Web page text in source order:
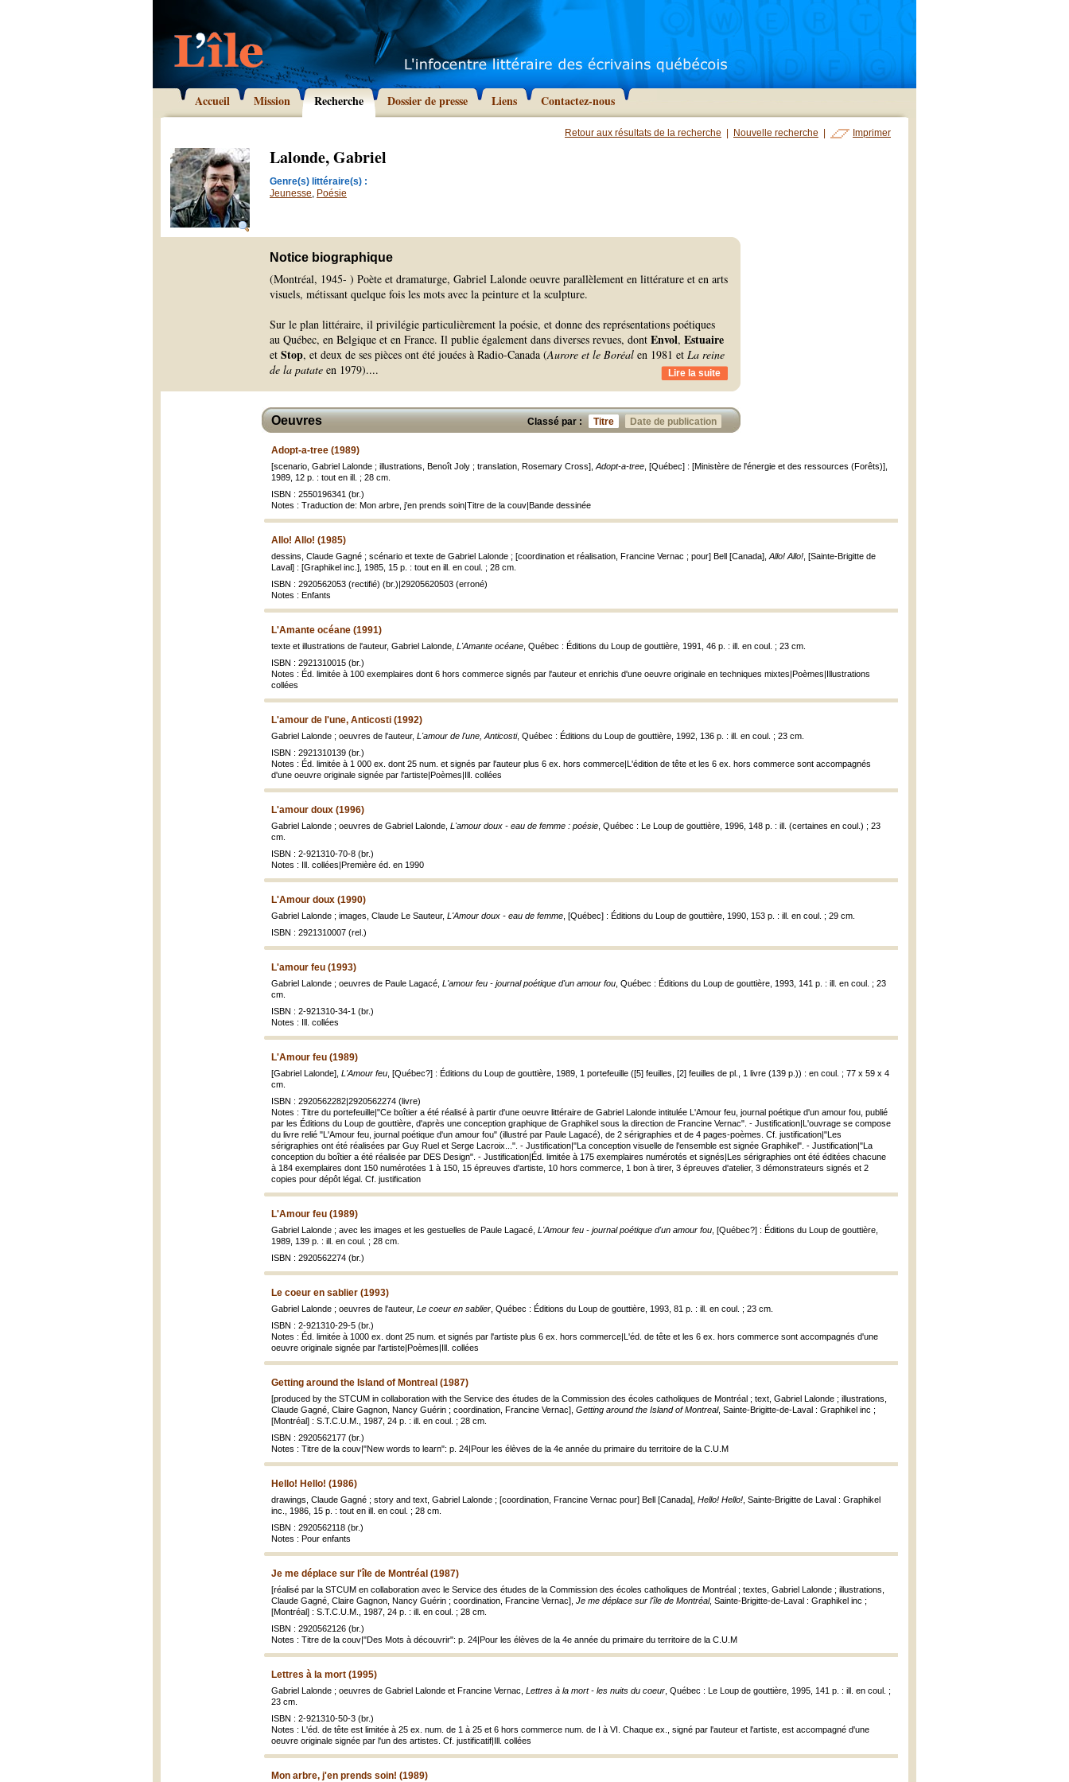
Accueil Mission Recherche Dossier de presse Liens Contactez-nous
Retour aux résultats de la recherche Nouvelle recherche Imprimer
Lalonde, Gabriel
Genre(s) littéraire(s) :
Jeunesse, Poésie
Notice biographique
(Montréal, 1945- ) Poète et dramaturge, Gabriel Lalonde oeuvre parallèlement en littérature et en arts
visuels, métissant quelque fois les mots avec la peinture et la sculpture.
Sur le plan littéraire, il privilégie particulièrement la poésie, et donne des représentations poétiques
au Québec, en Belgique et en France. Il publie également dans diverses revues, dont Envol, Estuaire
et Stop, et deux de ses pièces ont été jouées à Radio-Canada (Aurore et le Boréal en 1981 et La reine
de la patate en 1979).... Lire la suite
Classé par : Titre Date de publication
Oeuvres
Adopt-a-tree (1989)
[scenario, Gabriel Lalonde ; illustrations, Benoît Joly ; translation, Rosemary Cross], Adopt-a-tree , [Québec] : [Ministère de l'énergie et des ressources (Forêts)],
1989, 12 p. : tout en ill. ; 28 cm.
ISBN : 2550196341 (br.)
Notes : Traduction de: Mon arbre, j'en prends soin|Titre de la couv|Bande dessinée
Allo! Allo! (1985)
dessins, Claude Gagné ; scénario et texte de Gabriel Lalonde ; [coordination et réalisation, Francine Vernac ; pour] Bell [Canada], Allo! Allo! , [Sainte-Brigitte de
Laval] : [Graphikel inc.], 1985, 15 p. : tout en ill. en coul. ; 28 cm.
ISBN : 2920562053 (rectifié) (br.)|29205620503 (erroné)
Notes : Enfants
L'Amante océane (1991)
texte et illustrations de l'auteur, Gabriel Lalonde, L'Amante océane , Québec : Éditions du Loup de gouttière, 1991, 46 p. : ill. en coul. ; 23 cm.
ISBN : 2921310015 (br.)
Notes : Éd. limitée à 100 exemplaires dont 6 hors commerce signés par l'auteur et enrichis d'une oeuvre originale en techniques mixtes|Poèmes|Illustrations
collées
L'amour de l'une, Anticosti (1992)
Gabriel Lalonde ; oeuvres de l'auteur, L'amour de l'une, Anticosti, Québec : Éditions du Loup de gouttière, 1992, 136 p. : ill. en coul. ; 23 cm.
ISBN : 2921310139 (br.)
Notes : Éd. limitée à 1 000 ex. dont 25 num. et signés par l'auteur plus 6 ex. hors commerce|L'édition de tête et les 6 ex. hors commerce sont accompagnés
d'une oeuvre originale signée par l'artiste|Poèmes|Ill. collées
L'amour doux (1996)
Gabriel Lalonde ; oeuvres de Gabriel Lalonde, L'amour doux - eau de femme : poésie , Québec : Le Loup de gouttière, 1996, 148 p. : ill. (certaines en coul.) ; 23
cm.
ISBN : 2-921310-70-8 (br.)
Notes : Ill. collées|Première éd. en 1990
L'Amour doux (1990)
Gabriel Lalonde ; images, Claude Le Sauteur, L'Amour doux - eau de femme , [Québec] : Éditions du Loup de gouttière, 1990, 153 p. : ill. en coul. ; 29 cm.
ISBN : 2921310007 (rel.)
L'amour feu (1993)
Gabriel Lalonde ; oeuvres de Paule Lagacé, L'amour feu - journal poétique d'un amour fou , Québec : Éditions du Loup de gouttière, 1993, 141 p. : ill. en coul. ; 23
cm.
ISBN : 2-921310-34-1 (br.)
Notes : Ill. collées
L'Amour feu (1989)
[Gabriel Lalonde], L'Amour feu , [Québec?] : Éditions du Loup de gouttière, 1989, 1 portefeuille ([5] feuilles, [2] feuilles de pl., 1 livre (139 p.)) : en coul. ; 77 x 59 x 4
cm.
ISBN : 2920562282|2920562274 (livre)
Notes : Titre du portefeuille|"Ce boîtier a été réalisé à partir d'une oeuvre littéraire de Gabriel Lalonde intitulée L'Amour feu, journal poétique d'un amour fou, publié
par les Éditions du Loup de gouttière, d'après une conception graphique de Graphikel sous la direction de Francine Vernac". - Justification|L'ouvrage se compose
du livre relié "L'Amour feu, journal poétique d'un amour fou" (illustré par Paule Lagacé), de 2 sérigraphies et de 4 pages-poèmes. Cf. justification|"Les
sérigraphies ont été réalisées par Guy Ruel et Serge Lacroix...". - Justification|"La conception visuelle de l'ensemble est signée Graphikel". - Justification|"La
conception du boîtier a été réalisée par DES Design". - Justification|Éd. limitée à 175 exemplaires numérotés et signés|Les sérigraphies ont été éditées chacune
à 184 exemplaires dont 150 numérotées 1 à 150, 15 épreuves d'artiste, 10 hors commerce, 1 bon à tirer, 3 épreuves d'atelier, 3 démonstrateurs signés et 2
copies pour dépôt légal. Cf. justification
L'Amour feu (1989)
Gabriel Lalonde ; avec les images et les gestuelles de Paule Lagacé, L'Amour feu - journal poétique d'un amour fou , [Québec?] : Éditions du Loup de gouttière,
1989, 139 p. : ill. en coul. ; 28 cm.
ISBN : 2920562274 (br.)
Le coeur en sablier (1993)
Gabriel Lalonde ; oeuvres de l'auteur, Le coeur en sablier , Québec : Éditions du Loup de gouttière, 1993, 81 p. : ill. en coul. ; 23 cm.
ISBN : 2-921310-29-5 (br.)
Notes : Éd. limitée à 1000 ex. dont 25 num. et signés par l'artiste plus 6 ex. hors commerce|L'éd. de tête et les 6 ex. hors commerce sont accompagnés d'une
oeuvre originale signée par l'artiste|Poèmes|Ill. collées
Getting around the Island of Montreal (1987)
[produced by the STCUM in collaboration with the Service des études de la Commission des écoles catholiques de Montréal ; text, Gabriel Lalonde ; illustrations,
Claude Gagné, Claire Gagnon, Nancy Guérin ; coordination, Francine Vernac], Getting around the Island of Montreal, Sainte-Brigitte-de-Laval : Graphikel inc ;
[Montréal] : S.T.C.U.M., 1987, 24 p. : ill. en coul. ; 28 cm.
ISBN : 2920562177 (br.)
Notes : Titre de la couv|"New words to learn": p. 24|Pour les élèves de la 4e année du primaire du territoire de la C.U.M
Hello! Hello! (1986)
drawings, Claude Gagné ; story and text, Gabriel Lalonde ; [coordination, Francine Vernac pour] Bell [Canada], Hello! Hello! , Sainte-Brigitte de Laval : Graphikel
inc., 1986, 15 p. : tout en ill. en coul. ; 28 cm.
ISBN : 2920562118 (br.)
Notes : Pour enfants
Je me déplace sur l'île de Montréal (1987)
[réalisé par la STCUM en collaboration avec le Service des études de la Commission des écoles catholiques de Montréal ; textes, Gabriel Lalonde ; illustrations,
Claude Gagné, Claire Gagnon, Nancy Guérin ; coordination, Francine Vernac], Je me déplace sur l'île de Montréal, Sainte-Brigitte-de-Laval : Graphikel inc ;
[Montréal] : S.T.C.U.M., 1987, 24 p. : ill. en coul. ; 28 cm.
ISBN : 2920562126 (br.)
Notes : Titre de la couv|"Des Mots à découvrir": p. 24|Pour les élèves de la 4e année du primaire du territoire de la C.U.M
Lettres à la mort (1995)
Gabriel Lalonde ; oeuvres de Gabriel Lalonde et Francine Vernac, Lettres à la mort - les nuits du coeur , Québec : Le Loup de gouttière, 1995, 141 p. : ill. en coul. ;
23 cm.
ISBN : 2-921310-50-3 (br.)
Notes : L'éd. de tête est limitée à 25 ex. num. de 1 à 25 et 6 hors commerce num. de I à VI. Chaque ex., signé par l'auteur et l'artiste, est accompagné d'une
oeuvre originale signée par l'un des artistes. Cf. justificatif|Ill. collées
Mon arbre, j'en prends soin! (1989)